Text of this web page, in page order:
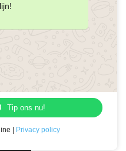
Tip ons nu!
| Privacy policy